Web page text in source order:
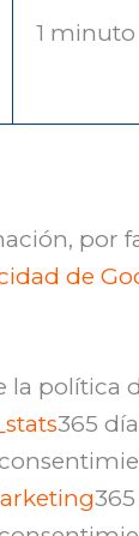
1 minuto
por
de
la política
365